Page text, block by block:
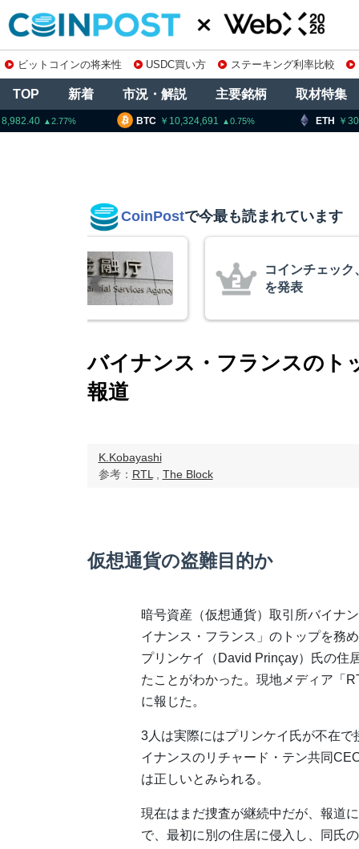
ビットコインの将来性 USDC買い方 ステーキング利率比較
TOP 新着 市況・解説 主要銘柄 取材特集
BTC 10,324,691 0.75 ETH
CoinPostで今最も読まれています
コインチェッ
を発表
バイナンス・フランスのト
報道
K.Kobayashi
参考： RTL The Block
仮想通貨の盗難目的か
暗号資産（仮想通貨）取引所バイナ
イナンス・フランス」のトップを務
プリンケイ（David Prinçay）氏の住
たことがわかった。現地メディア「
に報じた。
3人は実際にはプリンケイ氏が不在
イナンスのリチャード・テン共同
は正しいとみられる。
現在はまだ捜査が継続中だが、報道
で、最初に別の住居に侵入し、同氏